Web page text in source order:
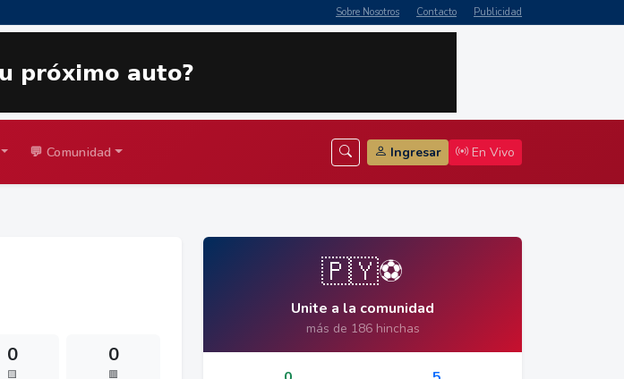
Sobre Nosotros Contacto Publicidad
💬 Comunidad Ingresar En Vivo
0
🟨
0
🟥
🇵🇾⚽
Unite a la comunidad
más de 186 hinchas